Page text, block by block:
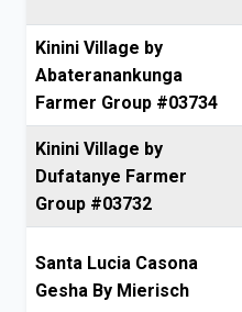
Kinini Village by
Abateranankunga
Farmer Group #03734
Kinini Village by
Dufatanye Farmer
Group #03732
Santa Lucia Casona
Gesha By Mierisch